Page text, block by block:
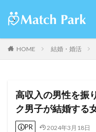
HOME 結婚・婚活
高収入の男性を振
ク男子が結婚する
PR 2024年3月18日